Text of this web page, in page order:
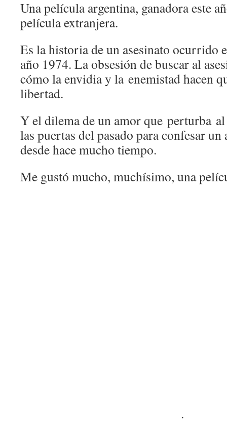
Una película argentina, ganadora este
película extranjera.
Es la historia de un asesinato ocurrido
año 1974. La obsesión de buscar al
cómo la envidia y la enemistad hacen
libertad.
Y el dilema de un amor que perturba
las puertas del pasado para confesar
desde hace mucho tiempo.
Me gustó mucho, muchísimo, una
.